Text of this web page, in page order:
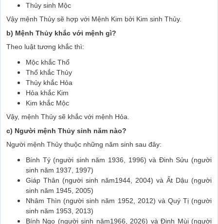
Thủy sinh Mộc
Vậy mệnh Thủy sẽ hợp với Mệnh Kim bởi Kim sinh Thủy.
b) Mệnh Thủy khắc với mệnh gì?
Theo luật tương khắc thì:
Mộc khắc Thổ
Thổ khắc Thủy
Thủy khắc Hỏa
Hỏa khắc Kim
Kim khắc Mộc
Vậy, mệnh Thủy sẽ khắc với mệnh Hỏa.
c) Người mệnh Thủy sinh năm nào?
Người mệnh Thủy thuộc những năm sinh sau đây:
Bính Tý (người sinh năm 1936, 1996) và Đinh Sửu (người
sinh năm 1937, 1997)
Giáp Thân (người sinh năm1944, 2004) và Ất Dậu (người
sinh năm 1945, 2005)
Nhâm Thìn (người sinh năm 1952, 2012) và Quý Tị (người
sinh năm 1953, 2013)
Bính Ngọ (người sinh năm1966, 2026) và Đinh Mùi (người